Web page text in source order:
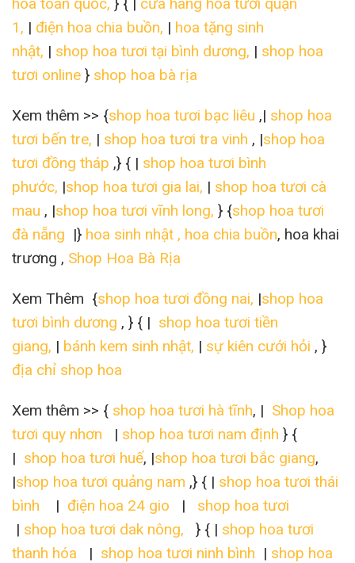
hoa toàn quốc, } { | cửa hàng hoa tươi quận
1, | điện hoa chia buồn, | hoa tặng sinh
nhật, | shop hoa tươi tại bình dương, | shop hoa
tươi online } shop hoa bà rịa
Xem thêm >> {shop hoa tươi bạc liêu ,| shop hoa
tươi bến tre, | shop hoa tươi tra vinh , |shop hoa
tươi đồng tháp ,} { | shop hoa tươi bình
phước, |shop hoa tươi gia lai, | shop hoa tươi cà
mau , |shop hoa tươi vĩnh long, } {shop hoa tươi
đà nẵng |} hoa sinh nhật , hoa chia buồn, hoa khai
trương , Shop Hoa Bà Rịa
Xem Thêm {shop hoa tươi đồng nai, |shop hoa
tươi bình dương , } { | shop hoa tươi tiền
giang, | bánh kem sinh nhật, | sự kiên cưới hỏi , }
địa chỉ shop hoa
Xem thêm >> { shop hoa tươi hà tĩnh, | Shop hoa
tươi quy nhơn
| shop hoa tươi nam định } {
| shop hoa tươi huế, |shop hoa tươi bắc giang,
|shop hoa tươi quảng nam ,} { | shop hoa tươi thái
bình
| điện hoa 24 gio | shop hoa tươi
| shop hoa tươi dak nông, } { | shop hoa tươi
thanh hóa
| shop hoa tươi ninh bình | shop hoa